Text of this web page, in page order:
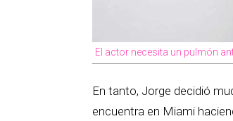
El actor necesita un pulmón
En tanto, Jorge decidió
encuentra en Miami